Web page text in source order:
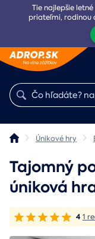
Tie najlepšie
priateľmi, rodinou
Únikové hry
Tajomný
úniková
4 1